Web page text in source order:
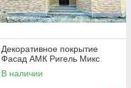
Декоративное покрытие
Фасад АМК Ригель Микс
В наличии